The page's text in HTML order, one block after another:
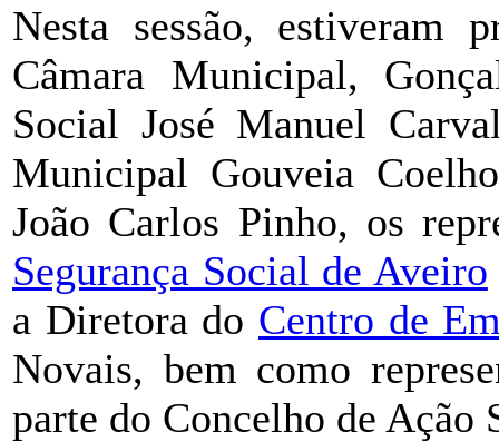
Nesta sessão, estiveram
Câmara Municipal,
Social José Manuel
Municipal Gouveia
João Carlos Pinho, os
Segurança Social de Aveiro
a Diretora do Centro de
Novais, bem como
parte do Concelho de Ação